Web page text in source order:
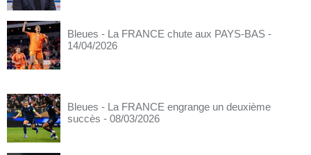
Bleues - La FRANCE chute aux PAYS-BAS -
14/04/2026
Bleues - La FRANCE engrange un deuxième
succès - 08/03/2026